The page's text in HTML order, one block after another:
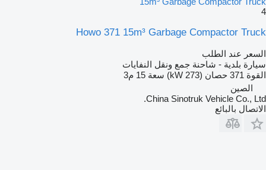
4
Howo 371 15m³ Garbage Compactor Truck
السعر عند الطلب
سيارة بلدية - شاحنة جمع ونقل النفايات
القوة 371 حصان (273 kW) سعة 15 م3
الصين
China Sinotruk Vehicle Co., Ltd.
الاتصال بالبائع